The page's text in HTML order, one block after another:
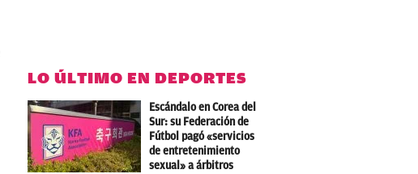
LO ÚLTIMO EN DEPORTES
Escándalo en Corea del
Sur: su Federación de
Fútbol pagó «servicios
de entretenimiento
sexual» a árbitros